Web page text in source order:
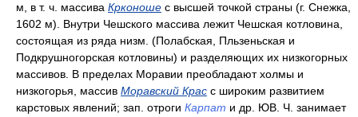
м, в т. ч. массива Крконоше с высшей точкой страны (г. Снежка,
1602 м). Внутри Чешского массива лежит Чешская котловина,
состоящая из ряда низм. (Полабская, Пльзеньская и
Подкрушногорская котловины) и разделяющих их низкогорных
массивов. В пределах Моравии преобладают холмы и
низкогорья, массив Моравский Крас с широким развитием
карстовых явлений; зап. отроги Карпат и др. ЮВ. Ч. занимает